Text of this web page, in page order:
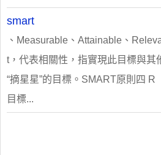
smart
、Measurable、Attainable、
t，代表相關性，指實現此目標與其
“摘星星”的目標。SMART原則四
目標...